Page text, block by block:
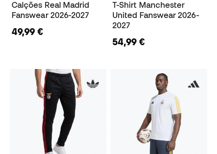
Calções Real Madrid
Fanswear 2026-2027
49,99 €
T-Shirt Manchester
United Fanswear 2026-
2027
54,99 €